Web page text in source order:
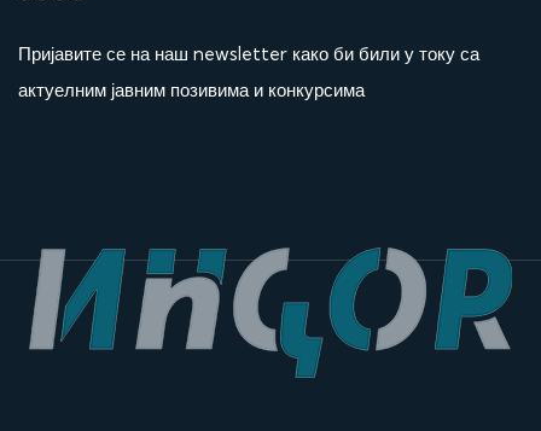
Пријавите се на наш newsletter како би били у току са
актуелним јавним позивима и конкурсима